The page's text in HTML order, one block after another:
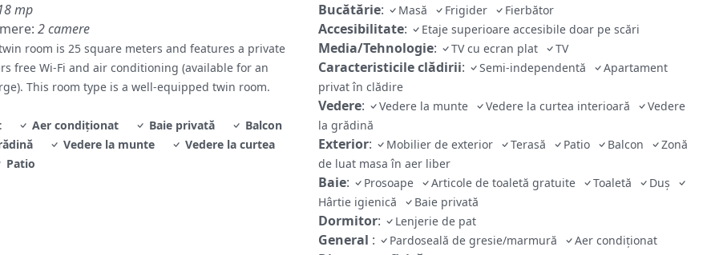
mp
2 camere
room is 25 square meters and features a private
free Wi-Fi and air conditioning (available for an
This room type is a well-equipped twin room.
Aer condiționat Baie privată
Balcon
Vedere la munte
Vedere la curtea
Patio
Bucătărie: Masă Frigider Fierbător
Accesibilitate: Etaje superioare accesibile doar pe scări
Media/Tehnologie: TV cu ecran plat TV
Caracteristicile clădirii: Semi-independentă
Apartament
privat în clădire
Vedere: Vedere la munte Vedere la curtea interioară
Vedere
la grădină
Exterior: Mobilier de exterior Terasă Patio Balcon
Zonă
de luat masa în aer liber
Baie: Prosoape Articole de toaletă gratuite Toaletă
Duș
Hârtie igienică
Baie privată
Dormitor: Lenjerie de pat
General : Pardoseală de gresie/marmură Aer condiționat